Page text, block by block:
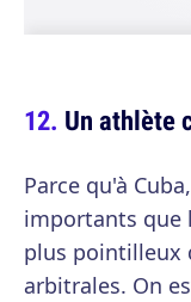
Un athlète
Parce qu'à
importants que
plus pointilleux
arbitrales. On